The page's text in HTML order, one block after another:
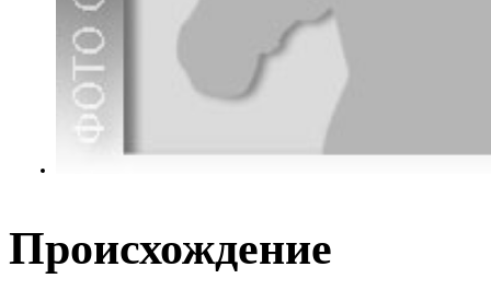
Происхождение